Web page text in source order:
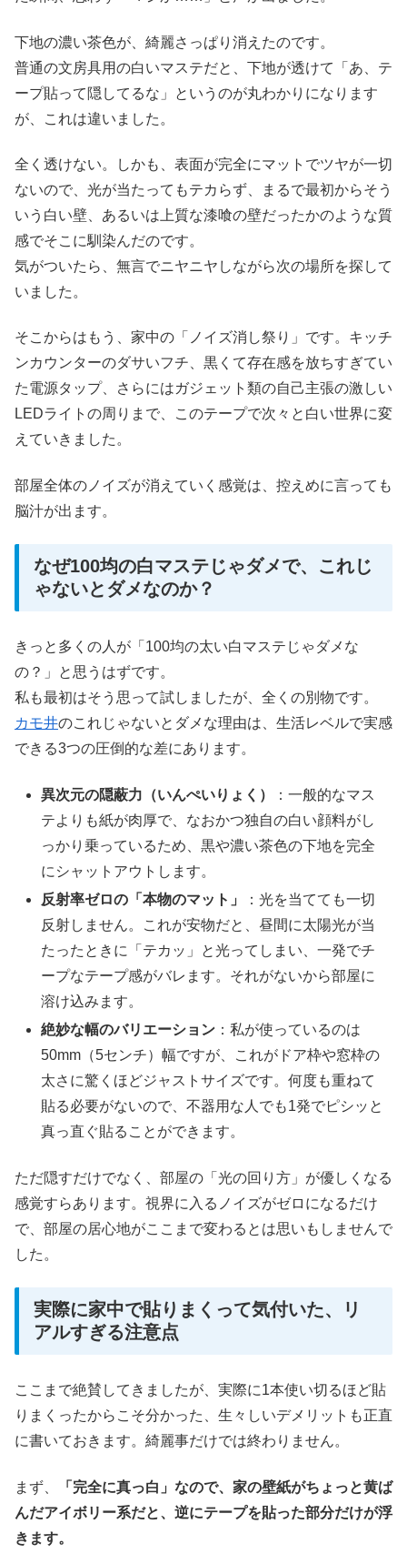
下地の濃い茶色が、綺麗さっぱり消えたのです。
普通の文房具用の白いマステだと、下地が透けて「あ、テ
ープ貼って隠してるな」というのが丸わかりになります
が、これは違いました。
全く透けない。しかも、表面が完全にマットでツヤが一切
ないので、光が当たってもテカらず、まるで最初からそう
いう白い壁、あるいは上質な漆喰の壁だったかのような質
感でそこに馴染んだのです。
気がついたら、無言でニヤニヤしながら次の場所を探して
いました。
そこからはもう、家中の「ノイズ消し祭り」です。キッチ
ンカウンターのダサいフチ、黒くて存在感を放ちすぎてい
た電源タップ、さらにはガジェット類の自己主張の激しい
LEDライトの周りまで、このテープで次々と白い世界に変
えていきました。
部屋全体のノイズが消えていく感覚は、控えめに言っても
脳汁が出ます。
なぜ100均の白マステじゃダメで、これじ
ゃないとダメなのか？
きっと多くの人が「100均の太い白マステじゃダメな
の？」と思うはずです。
私も最初はそう思って試しましたが、全くの別物です。
カモ井のこれじゃないとダメな理由は、生活レベルで実感
できる3つの圧倒的な差にあります。
異次元の隠蔽力（いんぺいりょく）
：一般的なマス
テよりも紙が肉厚で、なおかつ独自の白い顔料がし
っかり乗っているため、黒や濃い茶色の下地を完全
にシャットアウトします。
反射率ゼロの「本物のマット」
：光を当てても一切
反射しません。これが安物だと、昼間に太陽光が当
たったときに「テカッ」と光ってしまい、一発でチ
ープなテープ感がバレます。それがないから部屋に
溶け込みます。
絶妙な幅のバリエーション ：私が使っているのは
50mm（5センチ）幅ですが、これがドア枠や窓枠の
太さに驚くほどジャストサイズです。何度も重ねて
貼る必要がないので、不器用な人でも1発でピシッと
真っ直ぐ貼ることができます。
ただ隠すだけでなく、部屋の「光の回り方」が優しくなる
感覚すらあります。視界に入るノイズがゼロになるだけ
で、部屋の居心地がここまで変わるとは思いもしませんで
した。
実際に家中で貼りまくって気付いた、リ
アルすぎる注意点
ここまで絶賛してきましたが、実際に1本使い切るほど貼
りまくったからこそ分かった、生々しいデメリットも正直
に書いておきます。綺麗事だけでは終わりません。
まず、
「完全に真っ白」なので、家の壁紙がちょっと黄ば
んだアイボリー系だと、逆にテープを貼った部分だけが浮
きます。